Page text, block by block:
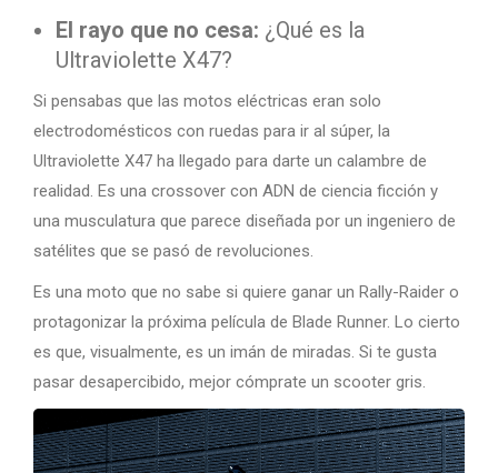
El rayo que no cesa: ¿Qué es la
Ultraviolette X47?
Si pensabas que las motos eléctricas eran solo
electrodomésticos con ruedas para ir al súper, la
Ultraviolette X47 ha llegado para darte un calambre de
realidad. Es una crossover con ADN de ciencia ficción y
una musculatura que parece diseñada por un ingeniero de
satélites que se pasó de revoluciones.
Es una moto que no sabe si quiere ganar un Rally-Raider o
protagonizar la próxima película de Blade Runner. Lo cierto
es que, visualmente, es un imán de miradas. Si te gusta
pasar desapercibido, mejor cómprate un scooter gris.